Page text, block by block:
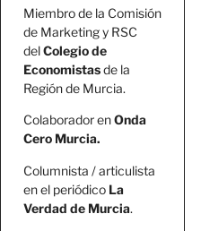
Miembro de la Comisión
de Marketing y RSC
delColegio de
Economistasde la
Región de Murcia.
Colaborador enOnda
Cero Murcia.
Columnista / articulista
en el periódico La
Verdad de Murcia.